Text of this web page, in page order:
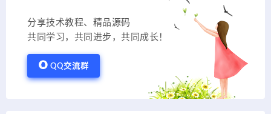
分享技术教程、精品源码
共同学习，共同进步，共同成长！
QQ交流群